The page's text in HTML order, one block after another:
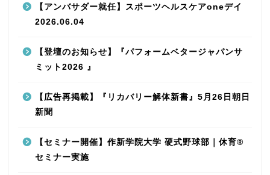
【アンバサダー就任】スポーツヘルスケアoneデイ
2026.06.04
【登壇のお知らせ】『パフォームベタージャパンサ
ミット2026 』
【広告再掲載】『リカバリー解体新書』5月26日朝日
新聞
【セミナー開催】作新学院大学 硬式野球部｜休育®
セミナー実施